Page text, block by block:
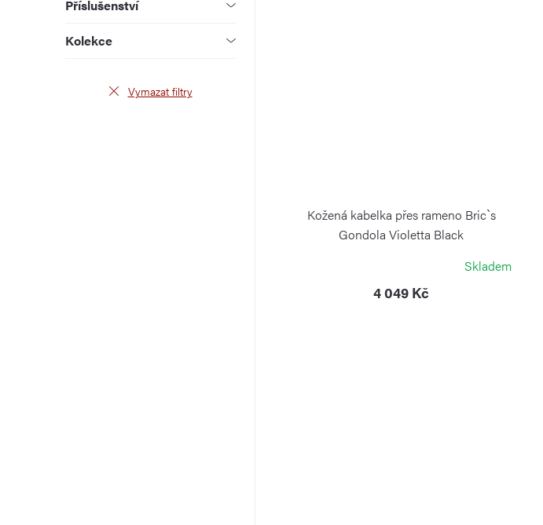
Příslušenství
Kolekce
Vymazat filtry
Kožená kabelka přes rameno Bric`s
Gondola Violetta Black
Skladem
4 049 Kč